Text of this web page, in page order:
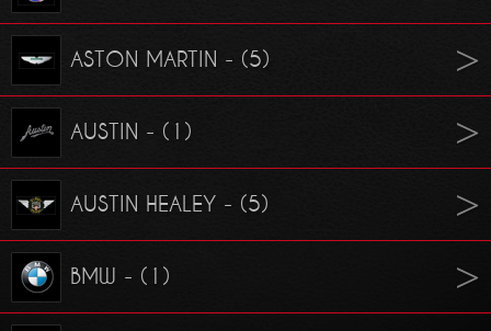
ASTON MARTIN - (5)
AUSTIN - (1)
AUSTIN HEALEY - (5)
BMW - (1)